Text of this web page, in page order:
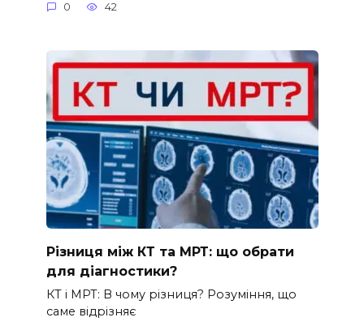
0 42
Різниця між КТ та МРТ: що обрати
для діагностики?
КТ і МРТ: В чому різниця? Розуміння, що
саме відрізняє